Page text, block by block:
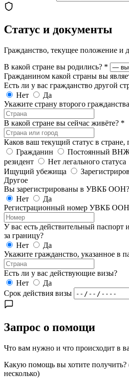
Статус и документы
Гражданство, текущее положение и
В какой стране вы родились? *
Гражданином какой страны вы
Есть ли у вас гражданство другой
Нет
Да
Укажите страну второго гражданства
В какой стране вы сейчас живёте? *
Каков ваш текущий статус в стране,
Гражданин
Постоянный
резидент
Нет легального статуса
Ищущий убежища
Другое
Вы зарегистрированы в УВКБ ООН?
Нет
Да
Регистрационный номер УВКБ ООН
У вас есть действительный паспорт
за границу?
Нет
Да
Укажите гражданство, указанное в
Есть ли у вас действующие визы?
Нет
Да
Срок действия визы
Запрос о помощи
Что вам нужно и что происходит в
Какую помощь вы хотите получить?
несколько)